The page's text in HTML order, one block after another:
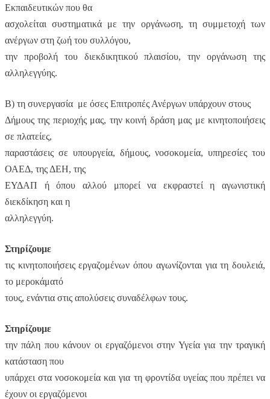
Εκπαιδευτικών που θα
ασχολείται συστηματικά με την οργάνωση, τη συμμετοχή των
ανέργων στη ζωή του συλλόγου,
την προβολή του διεκδικητικού πλαισίου, την οργάνωση της
αλληλεγγύης.
Β) τη συνεργασία με όσες Επιτροπές Ανέργων υπάρχουν στους
Δήμους της περιοχής μας, την κοινή δράση μας με κινητοποιήσεις
σε πλατείες,
παραστάσεις σε υπουργεία, δήμους, νοσοκομεία, υπηρεσίες του
ΟΑΕΔ, της ΔΕΗ, της
ΕΥΔΑΠ ή όπου αλλού μπορεί να εκφραστεί η αγωνιστική
διεκδίκηση και η
αλληλεγγύη.
Στηρίζουμε
τις κινητοποιήσεις εργαζομένων όπου αγωνίζονται για τη δουλειά,
το μεροκάματό
τους, ενάντια στις απολύσεις συναδέλφων τους.
Στηρίζουμε
την πάλη που κάνουν οι εργαζόμενοι στην Υγεία για την τραγική
κατάσταση που
υπάρχει στα νοσοκομεία και για τη φροντίδα υγείας που πρέπει να
έχουν οι εργαζόμενοι